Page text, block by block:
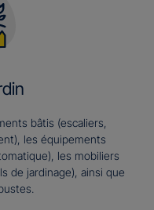
bâtis (escaliers,
les équipements
les mobiliers
de jardinage), ainsi que